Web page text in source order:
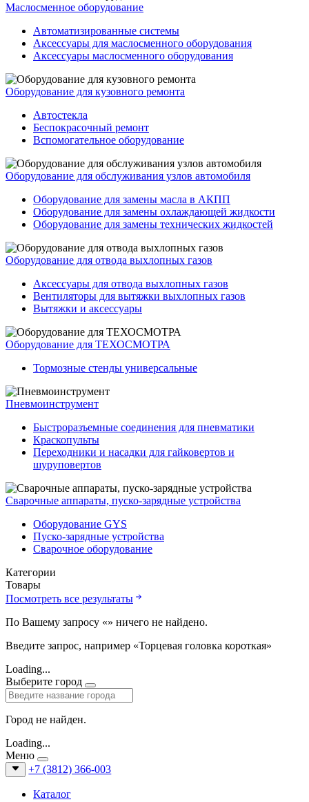
Маслосменное оборудование
Автоматизированные системы
Аксессуары для маслосменного оборудования
Аксессуары маслосменного оборудования
Оборудование для кузовного ремонта
Автостекла
Беспокрасочный ремонт
Вспомогательное оборудование
Оборудование для обслуживания узлов автомобиля
Оборудование для замены масла в АКПП
Оборудование для замены охлаждающей жидкости
Оборудование для замены технических жидкостей
Оборудование для отвода выхлопных газов
Аксессуары для отвода выхлопных газов
Вентиляторы для вытяжки выхлопных газов
Вытяжки и аксессуары
Оборудование для ТЕХОСМОТРА
Тормозные стенды универсальные
Пневмоинструмент
Быстроразъемные соединения для пневматики
Краскопульты
Переходники и насадки для гайковертов и
шуруповертов
Сварочные аппараты, пуско-зарядные устройства
Оборудование GYS
Пуско-зарядные устройства
Сварочное оборудование
Категории
Товары
Посмотреть все результаты
По Вашему запросу «» ничего не найдено.
Введите запрос, например «Торцевая головка короткая»
Loading...
Выберите город
Город не найден.
Loading...
Меню
+7 (3812) 366-003
Каталог